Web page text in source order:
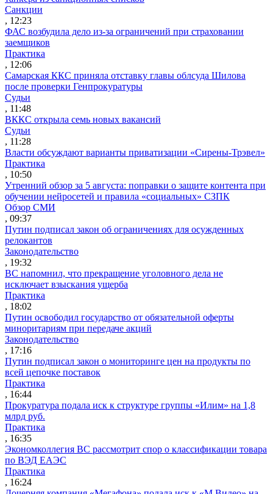
Санкции
, 12:23
ФАС возбудила дело из-за ограничений при страховании
заемщиков
Практика
, 12:06
Самарская ККС приняла отставку главы облсуда Шилова
после проверки Генпрокуратуры
Судьи
, 11:48
ВККС открыла семь новых вакансий
Судьи
, 11:28
Власти обсуждают варианты приватизации «Сирены-Трэвел»
Практика
, 10:50
Утренний обзор за 5 августа: поправки о защите контента при
обучении нейросетей и правила «социальных» СЗПК
Обзор СМИ
, 09:37
Путин подписал закон об ограничениях для осужденных
релокантов
Законодательство
, 19:32
ВС напомнил, что прекращение уголовного дела не
исключает взыскания ущерба
Практика
, 18:02
Путин освободил государство от обязательной оферты
миноритариям при передаче акций
Законодательство
, 17:16
Путин подписал закон о мониторинге цен на продукты по
всей цепочке поставок
Практика
, 16:44
Прокуратура подала иск к структуре группы «Илим» на 1,8
млрд руб.
Практика
, 16:35
Экономколлегия ВС рассмотрит спор о классификации товара
по ВЭД ЕАЭС
Практика
, 16:24